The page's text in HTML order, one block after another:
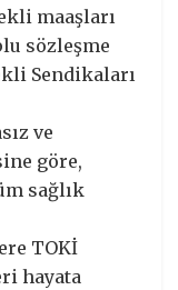
maaşları
sözleşme
Sendikaları
ve
göre,
sağlık
TOKİ
hayata